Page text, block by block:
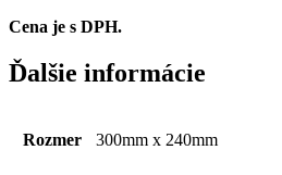
Cena je s DPH.
Ďalšie informácie
Rozmer 300mm x 240mm